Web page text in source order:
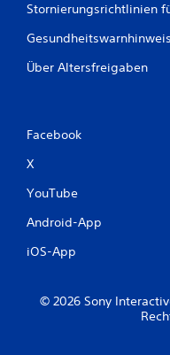
Stornierungsrichtlinien
Über Altersfreigaben
Facebook
X
YouTube
Android-App
iOS-App
© 2026 Sony